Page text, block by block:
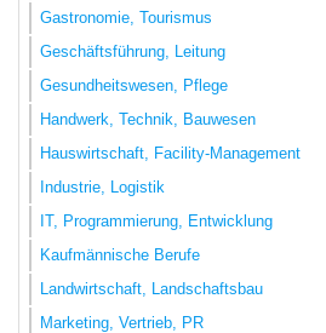
Gastronomie, Tourismus
Geschäftsführung, Leitung
Gesundheitswesen, Pflege
Handwerk, Technik, Bauwesen
Hauswirtschaft, Facility-Management
Industrie, Logistik
IT, Programmierung, Entwicklung
Kaufmännische Berufe
Landwirtschaft, Landschaftsbau
Marketing, Vertrieb, PR